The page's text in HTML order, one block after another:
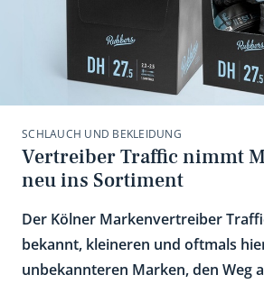
SCHLAUCH UND BEKLEIDUNG
Vertreiber Traffic nimmt
neu ins Sortiment
Der Kölner Markenvertreiber
bekannt, kleineren und oftmals
unbekannteren Marken, den Weg